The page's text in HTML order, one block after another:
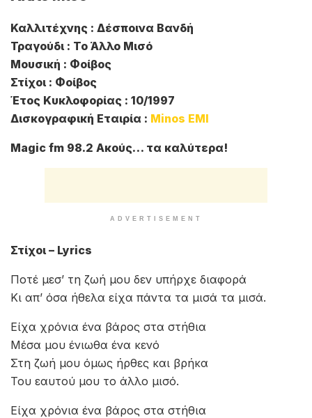
Καλλιτέχνης : Δέσποινα Βανδή
Τραγούδι : Το Άλλο Μισό
Μουσική : Φοίβος
Στίχοι : Φοίβος
Έτος Κυκλοφορίας : 10/1997
Δισκογραφική Εταιρία : Minos EMI
Magic fm 98.2 Ακούς… τα καλύτερα!
ADVERTISEMENT
Στίχοι – Lyrics
Ποτέ μεσ’ τη ζωή μου δεν υπήρχε διαφορά
Κι απ’ όσα ήθελα είχα πάντα τα μισά τα μισά.
Είχα χρόνια ένα βάρος στα στήθια
Μέσα μου ένιωθα ένα κενό
Στη ζωή μου όμως ήρθες και βρήκα
Του εαυτού μου το άλλο μισό.
Είχα χρόνια ένα βάρος στα στήθια